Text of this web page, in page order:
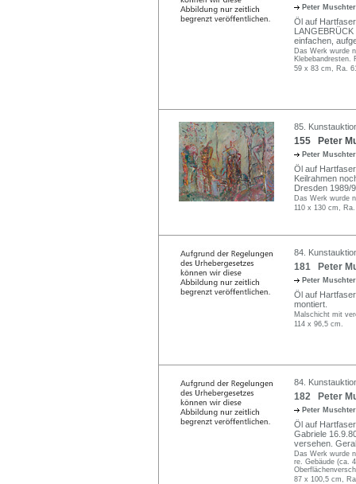
Peter
Öl auf
einfachen,
Das Werk wurde
Klebebandresten.
59 x 83 cm, Ra.
85.
155 Peter
Peter
Öl auf
Keilrahmen
Dresden 1989/
Das Werk wurde
110 x 130 cm,
84.
181 Peter
Peter
Öl auf
montiert.
Malschicht mit
114 x 96,5 cm.
84.
182 Peter
Peter
Öl auf
Gabriele
versehen.
Das Werk wurde
re. Gebäude (ca.
87 x 100,5 cm,